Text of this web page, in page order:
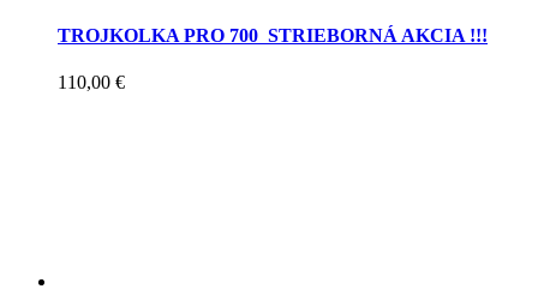
TROJKOLKA PRO 700 STRIEBORNÁ AKCIA !!!
110,00 €